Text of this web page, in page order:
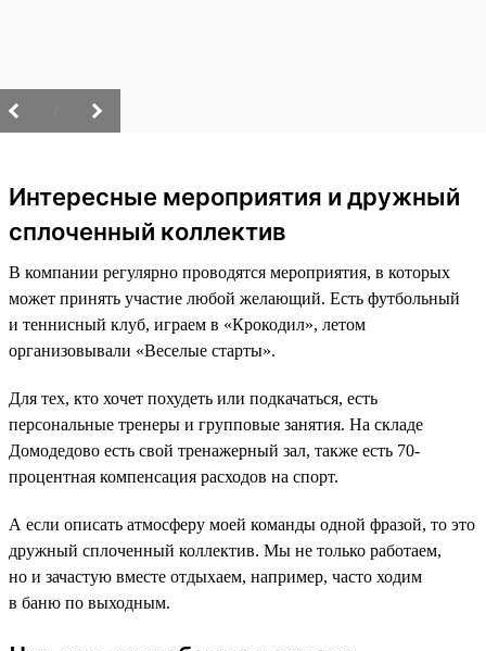
Интересные мероприятия и дружный
сплоченный коллектив
В компании регулярно проводятся мероприятия, в которых
может принять участие любой желающий. Есть футбольный
и теннисный клуб, играем в «Крокодил», летом
организовывали «Веселые старты».
Для тех, кто хочет похудеть или подкачаться, есть
персональные тренеры и групповые занятия. На складе
Домодедово есть свой тренажерный зал, также есть 70-
процентная компенсация расходов на спорт.
А если описать атмосферу моей команды одной фразой, то это
дружный сплоченный коллектив. Мы не только работаем,
но и зачастую вместе отдыхаем, например, часто ходим
в баню по выходным.